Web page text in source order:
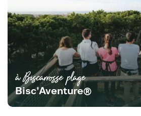
à Biscarrosse plage
Bisc'Aventure®